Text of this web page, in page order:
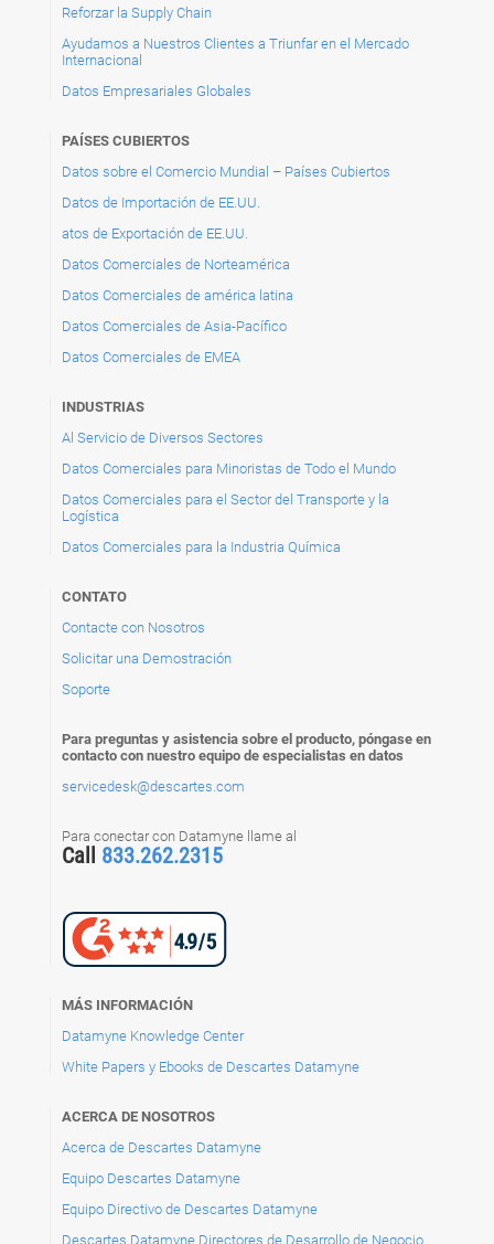
Reforzar la Supply Chain
Ayudamos a Nuestros Clientes a Triunfar en el Mercado
Internacional
Datos Empresariales Globales
PAÍSES CUBIERTOS
Datos sobre el Comercio Mundial – Países Cubiertos
Datos de Importación de EE.UU.
atos de Exportación de EE.UU.
Datos Comerciales de Norteamérica
Datos Comerciales de américa latina
Datos Comerciales de Asia-Pacífico
Datos Comerciales de EMEA
INDUSTRIAS
Al Servicio de Diversos Sectores
Datos Comerciales para Minoristas de Todo el Mundo
Datos Comerciales para el Sector del Transporte y la
Logística
Datos Comerciales para la Industria Química
CONTATO
Contacte con Nosotros
Solicitar una Demostración
Soporte
Para preguntas y asistencia sobre el producto, póngase en
contacto con nuestro equipo de especialistas en datos
servicedesk@descartes.com
Para conectar con Datamyne llame al
Call 833.262.2315
MÁS INFORMACIÓN
Datamyne Knowledge Center
White Papers y Ebooks de Descartes Datamyne
ACERCA DE NOSOTROS
Acerca de Descartes Datamyne
Equipo Descartes Datamyne
Equipo Directivo de Descartes Datamyne
Descartes Datamyne Directores de Desarrollo de Negocio